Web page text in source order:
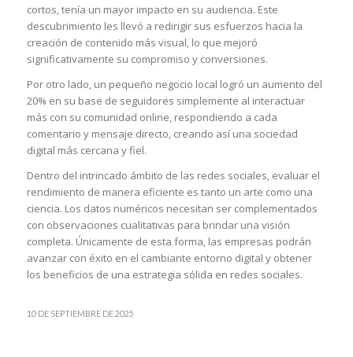
cortos, tenía un mayor impacto en su audiencia. Este
descubrimiento les llevó a redirigir sus esfuerzos hacia la
creación de contenido más visual, lo que mejoró
significativamente su compromiso y conversiones.
Por otro lado, un pequeño negocio local logró un aumento del
20% en su base de seguidores simplemente al interactuar
más con su comunidad online, respondiendo a cada
comentario y mensaje directo, creando así una sociedad
digital más cercana y fiel.
Dentro del intrincado ámbito de las redes sociales, evaluar el
rendimiento de manera eficiente es tanto un arte como una
ciencia. Los datos numéricos necesitan ser complementados
con observaciones cualitativas para brindar una visión
completa. Únicamente de esta forma, las empresas podrán
avanzar con éxito en el cambiante entorno digital y obtener
los beneficios de una estrategia sólida en redes sociales.
10 DE SEPTIEMBRE DE 2025